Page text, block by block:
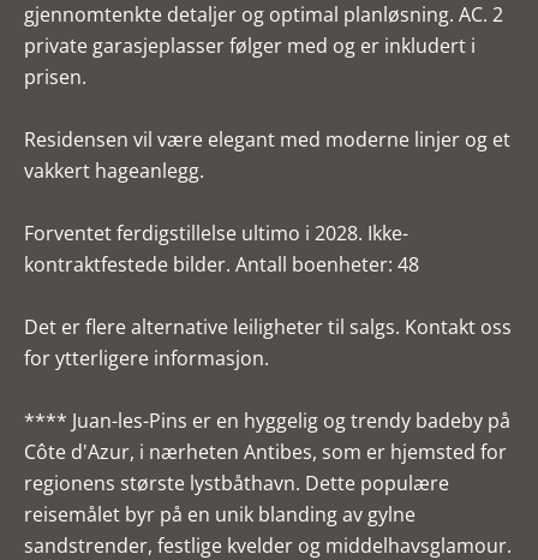
gjennomtenkte detaljer og optimal planløsning. AC. 2
private garasjeplasser følger med og er inkludert i
prisen.
Residensen vil være elegant med moderne linjer og et
vakkert hageanlegg.
Forventet ferdigstillelse ultimo i 2028. Ikke-
kontraktfestede bilder. Antall boenheter: 48
Det er flere alternative leiligheter til salgs. Kontakt oss
for ytterligere informasjon.
**** Juan-les-Pins er en hyggelig og trendy badeby på
Côte d'Azur, i nærheten Antibes, som er hjemsted for
regionens største lystbåthavn. Dette populære
reisemålet byr på en unik blanding av gylne
sandstrender, festlige kvelder og middelhavsglamour.